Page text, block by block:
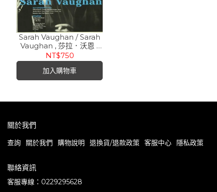
Sarah Vaughan ‎/ Sarah
Vaughan , 莎拉．沃恩 /
同名專輯 (180g 限量彩膠
LP)
NT$750
加入購物車
關於我們
查詢 關於我們 購物說明 退換貨/退款政策 客服中心 隱私政策
聯絡資訊
客服專線：0229295628